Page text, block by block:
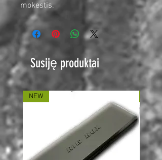
mokestis.
Susiję produktai
NEW NEW